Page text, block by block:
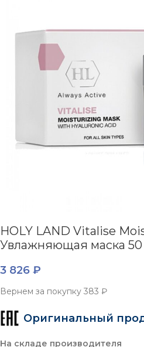
HOLY LAND Vitalise
Увлажняющая маска
3 826 ₽
Вернем за покупку 383 ₽
Оригинальный
На складе производителя